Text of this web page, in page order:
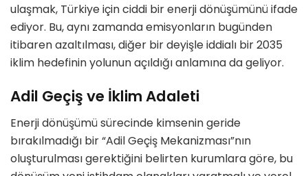
ulaşmak, Türkiye için ciddi bir enerji dönüşümünü ifade
ediyor. Bu, aynı zamanda emisyonların bugünden
itibaren azaltılması, diğer bir deyişle iddialı bir 2035
iklim hedefinin yolunun açıldığı anlamına da geliyor.
Adil Geçiş ve İklim Adaleti
Enerji dönüşümü sürecinde kimsenin geride
bırakılmadığı bir “Adil Geçiş Mekanizması”nın
oluşturulması gerektiğini belirten kurumlara göre, bu